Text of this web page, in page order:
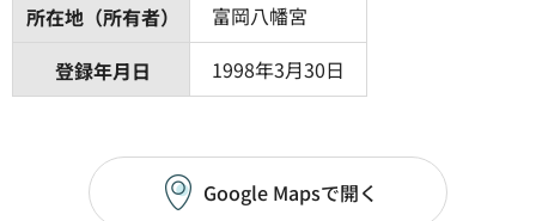
所在地（所有者）
富岡八幡宮
登録年月日
1998年3月30日
Google Mapsで開く